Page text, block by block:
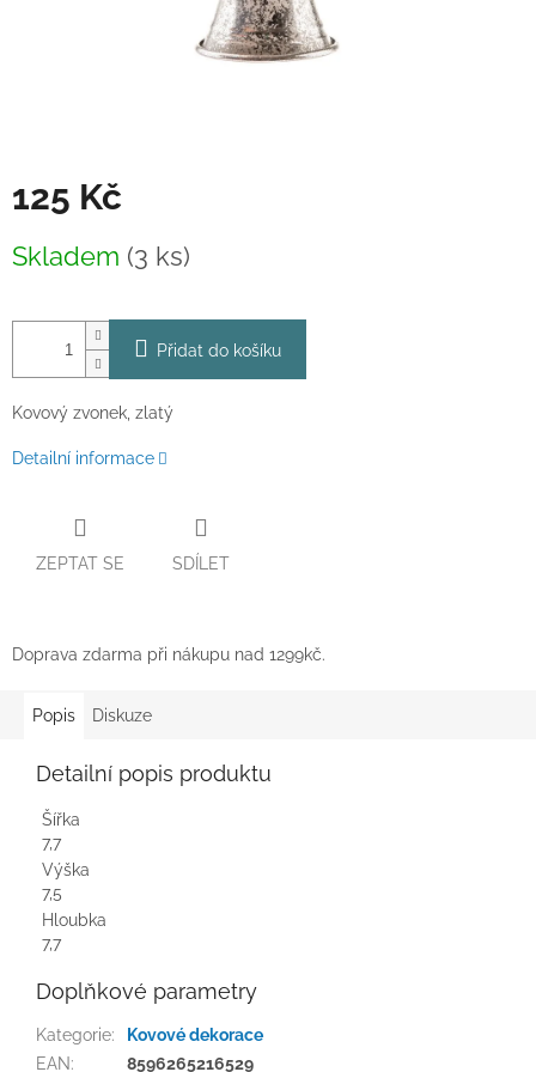
125 Kč
cena:
Skladem (3 ks)
Přidat do košíku
Kovový zvonek, zlatý
Detailní informace
ZEPTAT SE SDÍLET
Doprava zdarma při nákupu nad 1299kč.
Popis Diskuze
Detailní popis produktu
Šířka
7,7
Výška
7,5
Hloubka
7,7
Doplňkové parametry
Kategorie:
Kovové dekorace
EAN: 8596265216529